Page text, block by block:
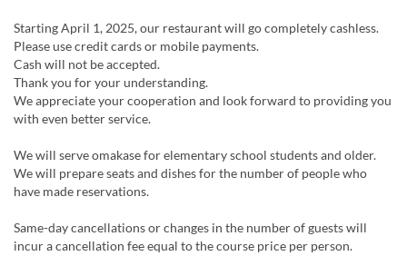
Starting April 1, 2025, our restaurant will go completely cashless.
Please use credit cards or mobile payments.
Cash will not be accepted.
Thank you for your understanding.
We appreciate your cooperation and look forward to providing you
with even better service.
We will serve omakase for elementary school students and older.
We will prepare seats and dishes for the number of people who
have made reservations.
Same-day cancellations or changes in the number of guests will
incur a cancellation fee equal to the course price per person.